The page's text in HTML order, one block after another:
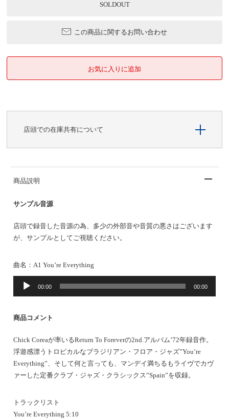
SOLDOUT
この商品に関するお問い合わせ
店頭での在庫共有について
商品説明
サンプル音源
店頭で録音した音源の為、多少の外部音や音質の悪さはございます
が、サンプルとしてご視聴ください。
曲名：A1 You’re Everything
音
ー
ー
00:00 00:00
商品コメント
Chick Coreaが率いるReturn To Foreverの2nd.アルバム’72年録音作。
浮遊感漂うトロピカルなブラジリアン・フロア・ジャズ”You’re
Everything”、そして何と言っても、マンデイ満ちるもライヴでカヴ
ァーした定番クラブ・ジャズ・クラシックス”Spain”を収録。
トラックリスト
You’re Everything 5:10